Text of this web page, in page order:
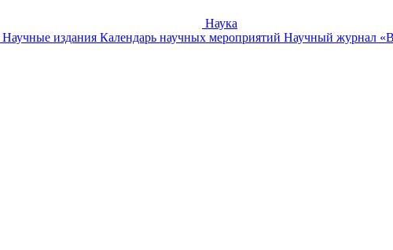
Наука
Научные издания Календарь научных мероприятий Научный журнал